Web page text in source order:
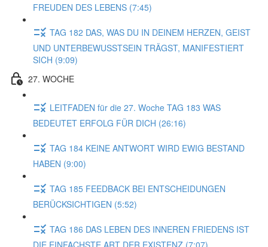
FREUDEN DES LEBENS (7:45)
TAG 182 DAS, WAS DU IN DEINEM HERZEN, GEIST
UND UNTERBEWUSSTSEIN TRÄGST, MANIFESTIERT
SICH (9:09)
27. WOCHE
LEITFADEN für die 27. Woche TAG 183 WAS
BEDEUTET ERFOLG FÜR DICH (26:16)
TAG 184 KEINE ANTWORT WIRD EWIG BESTAND
HABEN (9:00)
TAG 185 FEEDBACK BEI ENTSCHEIDUNGEN
BERÜCKSICHTIGEN (5:52)
TAG 186 DAS LEBEN DES INNEREN FRIEDENS IST
DIE EINFACHSTE ART DER EXISTENZ (7:07)